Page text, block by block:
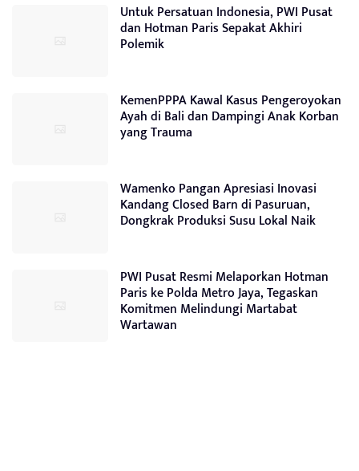
Untuk Persatuan Indonesia, PWI Pusat
dan Hotman Paris Sepakat Akhiri
Polemik
KemenPPPA Kawal Kasus Pengeroyokan
Ayah di Bali dan Dampingi Anak Korban
yang Trauma
Wamenko Pangan Apresiasi Inovasi
Kandang Closed Barn di Pasuruan,
Dongkrak Produksi Susu Lokal Naik
PWI Pusat Resmi Melaporkan Hotman
Paris ke Polda Metro Jaya, Tegaskan
Komitmen Melindungi Martabat
Wartawan